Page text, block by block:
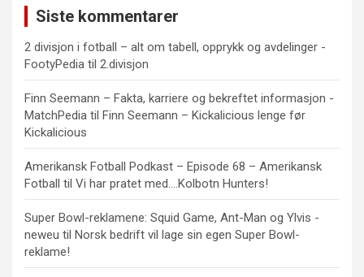
Siste kommentarer
2 divisjon i fotball – alt om tabell, opprykk og avdelinger -
FootyPedia til 2.divisjon
Finn Seemann – Fakta, karriere og bekreftet informasjon -
MatchPedia til Finn Seemann – Kickalicious lenge før
Kickalicious
Amerikansk Fotball Podkast – Episode 68 – Amerikansk
Fotball til Vi har pratet med….Kolbotn Hunters!
Super Bowl-reklamene: Squid Game, Ant-Man og Ylvis -
neweu til Norsk bedrift vil lage sin egen Super Bowl-
reklame!